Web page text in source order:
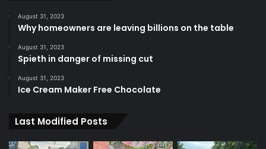
August 31, 2023
Why homeowners are leaving billions on the table
August 31, 2023
Spieth in danger of missing cut
August 31, 2023
Ice Cream Maker Free Chocolate
Last Modified Posts